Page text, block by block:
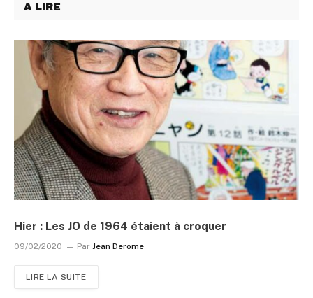
A LIRE
Hier : Les JO de 1964 étaient à croquer
09/02/2020 Par Jean Derome
LIRE LA SUITE